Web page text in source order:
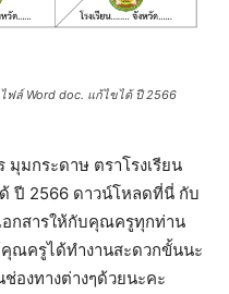
ไฟล์ Word doc. แก้ไขได้ ปี 2566
มุมกระดาษ ตราโรงเรียน
ปี 2566 ดาวน์โหลดที่นี่ กับ
อกสารให้กับคุณครูทุกท่าน
คุณครูได้ทำงานสะดวกขั้นนะ
องทางต่างๆด้วยนะคะ